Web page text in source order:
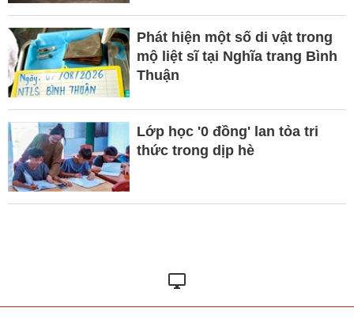
Phát hiện một số di vật trong
mộ liệt sĩ tại Nghĩa trang Bình
Thuận
Lớp học '0 đồng' lan tỏa tri
thức trong dịp hè